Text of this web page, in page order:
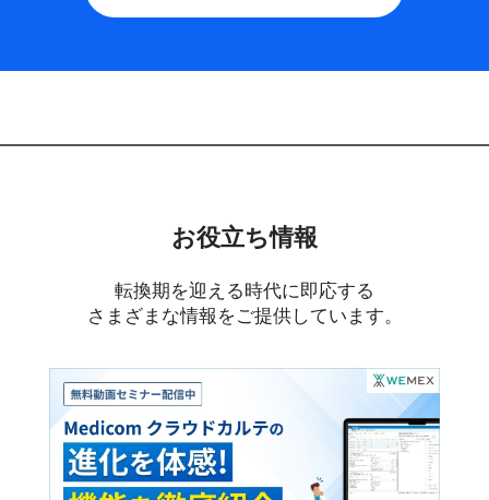
お役立ち情報
転換期を迎える時代に即応する
さまざまな情報をご提供しています。